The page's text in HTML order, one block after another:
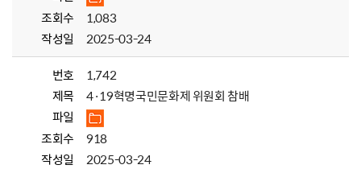
조회수
1,083
작성일
2025-03-24
번호
1,742
제목
4·19혁명국민문화제 위원회 참배
파일
조회수
918
작성일
2025-03-24